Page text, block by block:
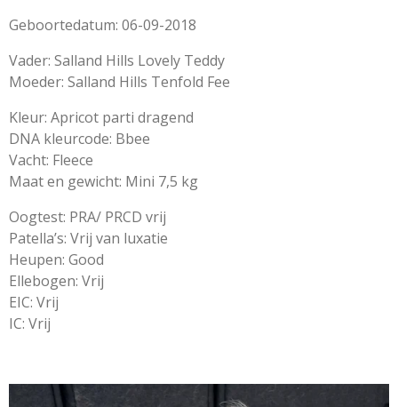
Geboortedatum: 06-09-2018
Vader: Salland Hills Lovely Teddy
Moeder: Salland Hills Tenfold Fee
Kleur: Apricot parti dragend
DNA kleurcode: Bbee
Vacht: Fleece
Maat en gewicht: Mini 7,5 kg
Oogtest: PRA/ PRCD vrij
Patella’s: Vrij van luxatie
Heupen: Good
Ellebogen: Vrij
EIC: Vrij
IC: Vrij